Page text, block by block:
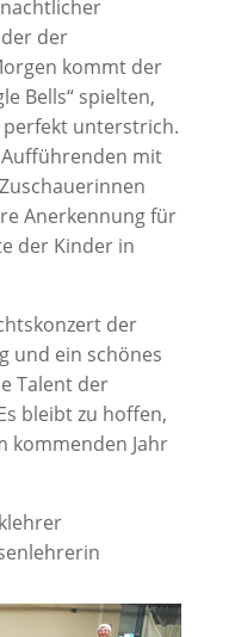
der
kommt der
Bells“ spielten,
unterstrich.
mit
Anerkennung für
der Kinder in
der
und ein schönes
Talent der
bleibt zu hoffen,
kommenden Jahr